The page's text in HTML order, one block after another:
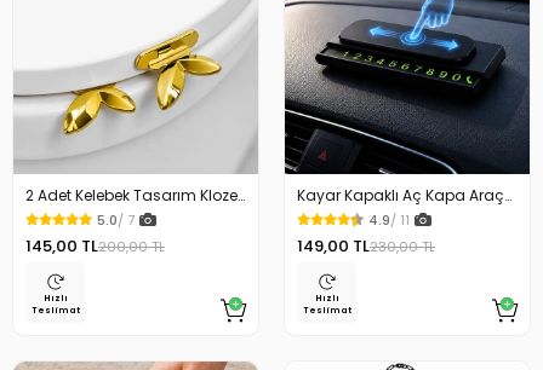
2 Adet Kelebek Tasarım Klozet
Kaldırma Aparatı Gold Renk
5.0/ 7
145,00 TL200,00 TL
Hızlı
Teslimat
Kayar Kapaklı Aç Kapa Araç
Torpido Üstü Fosforlu
Numaratör Park Numaratörü
4.9/ 11
149,00 TL230,00 TL
Hızlı
Teslimat